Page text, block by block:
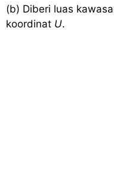
(b) Diberi luas
koordinat U.